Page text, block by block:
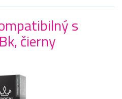
s
čierny